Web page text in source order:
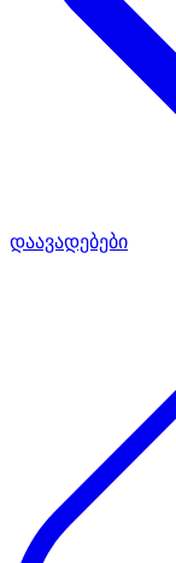
დაავადებები